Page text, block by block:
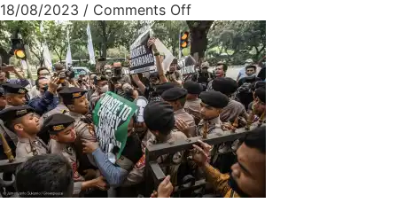
18/08/2023 / Comments Off